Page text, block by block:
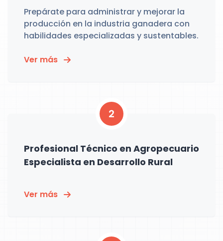
Prepárate para administrar y mejorar la
producción en la industria ganadera con
habilidades especializadas y sustentables.
Ver más
2
Profesional Técnico en Agropecuario
Especialista en Desarrollo Rural
Ver más